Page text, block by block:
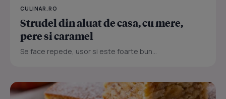
CULINAR.RO
Strudel din aluat de casa, cu mere,
pere si caramel
Se face repede, usor si este foarte bun...